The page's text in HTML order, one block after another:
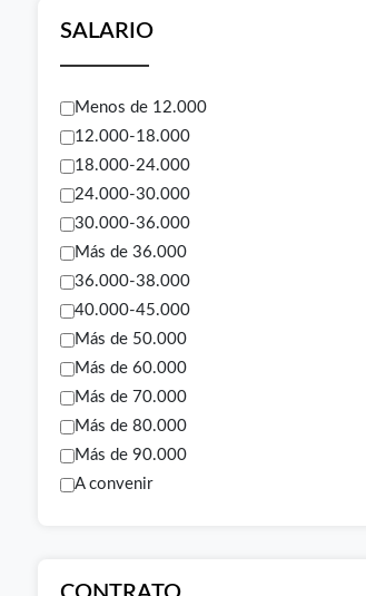
SALARIO
Menos de 12.000
12.000-18.000
18.000-24.000
24.000-30.000
30.000-36.000
Más de 36.000
36.000-38.000
40.000-45.000
Más de 50.000
Más de 60.000
Más de 70.000
Más de 80.000
Más de 90.000
A convenir